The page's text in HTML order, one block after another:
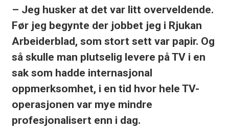
– Jeg husker at det var litt overveldende.
Før jeg begynte der jobbet jeg i Rjukan
Arbeiderblad, som stort sett var papir. Og
så skulle man plutselig levere på TV i en
sak som hadde internasjonal
oppmerksomhet, i en tid hvor hele TV-
operasjonen var mye mindre
profesjonalisert enn i dag.